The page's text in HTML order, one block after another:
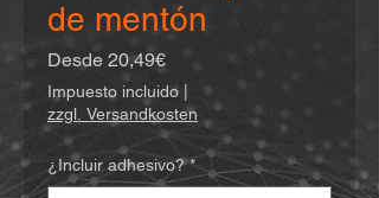
de mentón
Desde 20,49€Precio
de
oferta
Impuesto incluido
zzgl. Versandkosten
¿Incluir adhesivo? *